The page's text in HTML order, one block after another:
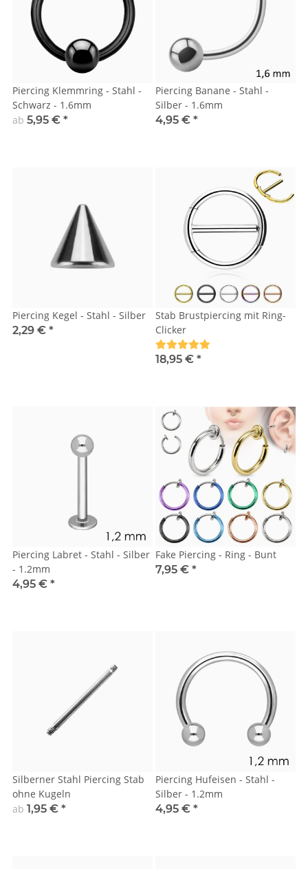
Piercing Klemmring - Stahl -
Schwarz - 1.6mm
ab 5,95 € *
Piercing Banane - Stahl -
Silber - 1.6mm
4,95 € *
Piercing Kegel - Stahl - Silber
2,29 € *
Stab Brustpiercing mit Ring-
Clicker
18,95 € *
Piercing Labret - Stahl - Silber
- 1.2mm
4,95 € *
Fake Piercing - Ring - Bunt
7,95 € *
Silberner Stahl Piercing Stab
ohne Kugeln
ab 1,95 € *
Piercing Hufeisen - Stahl -
Silber - 1.2mm
4,95 € *